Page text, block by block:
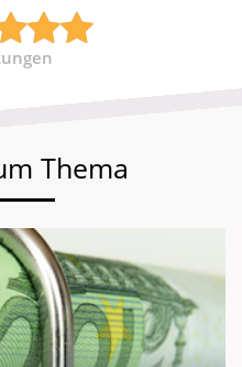
Thema